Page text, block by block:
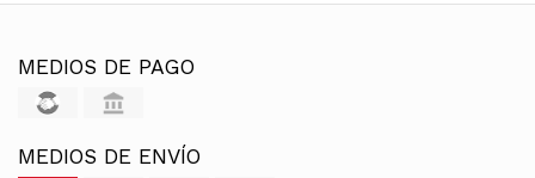
MEDIOS DE PAGO
MEDIOS DE ENVÍO